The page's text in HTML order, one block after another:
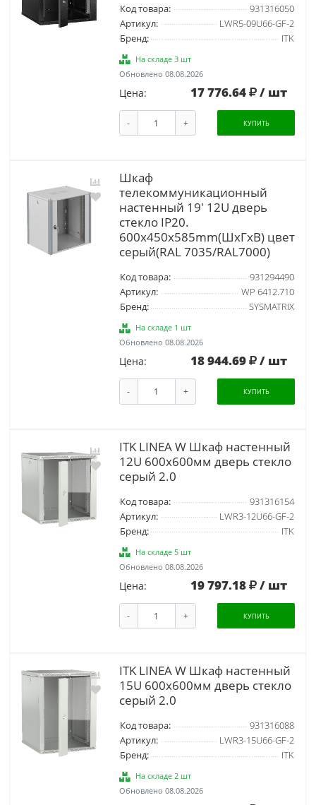
Код товара:
931316050
Артикул:
LWR5-09U66-GF-2
Бренд:
ITK
На складе 3 шт
Обновлено 08.08.2026
Цена: 17 776.64 / шт
- + КУПИТЬ
Шкаф
телекоммуникационный
настенный 19' 12U дверь
стекло IP20.
600x450x585mm(ШхГхВ) цвет
серый(RAL 7035/RAL7000)
Код товара:
931294490
Артикул:
WP 6412.710
Бренд:
SYSMATRIX
На складе 1 шт
Обновлено 08.08.2026
Цена: 18 944.69 / шт
- + КУПИТЬ
ITK LINEA W Шкаф настенный
12U 600х600мм дверь стекло
серый 2.0
Код товара:
931316154
Артикул:
LWR3-12U66-GF-2
Бренд:
ITK
На складе 5 шт
Обновлено 08.08.2026
Цена: 19 797.18 / шт
- + КУПИТЬ
ITK LINEA W Шкаф настенный
15U 600х600мм дверь стекло
серый 2.0
Код товара:
931316088
Артикул:
LWR3-15U66-GF-2
Бренд:
ITK
На складе 2 шт
Обновлено 08.08.2026